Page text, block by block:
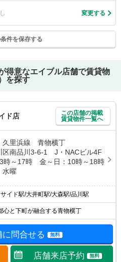
変更する
件を保存する
得意なエイブル店舗で賃貸物
を探す
ド店
この店舗の掲載
賃貸物件一覧へ
久里浜線 青物横丁
区南品川3-6-1 J・NACビル4F
時～17時 金～日：10時～18時
曜
イド駅/大井町駅/大森駅/品川駅
心と下町が融合する青物横丁
に問合せる 無料
店舗来店予約 無料